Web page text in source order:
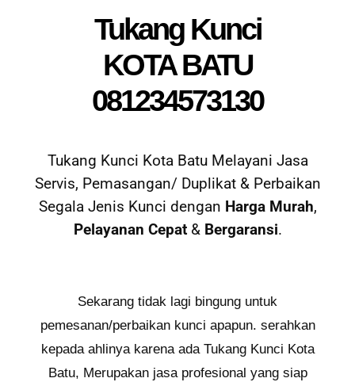
Tukang Kunci
KOTA BATU
081234573130
Tukang Kunci Kota Batu Melayani Jasa
Servis, Pemasangan/ Duplikat & Perbaikan
Segala Jenis Kunci dengan Harga Murah,
Pelayanan Cepat& Bergaransi.
Sekarang tidak lagi bingung untuk
pemesanan/perbaikan kunci apapun. serahkan
kepada ahlinya karena ada Tukang Kunci Kota
Batu, Merupakan jasa profesional yang siap